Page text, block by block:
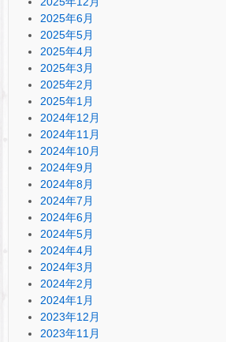
2025年6月
2025年5月
2025年4月
2025年3月
2025年2月
2025年1月
2024年12月
2024年11月
2024年10月
2024年9月
2024年8月
2024年7月
2024年6月
2024年5月
2024年4月
2024年3月
2024年2月
2024年1月
2023年12月
2023年11月